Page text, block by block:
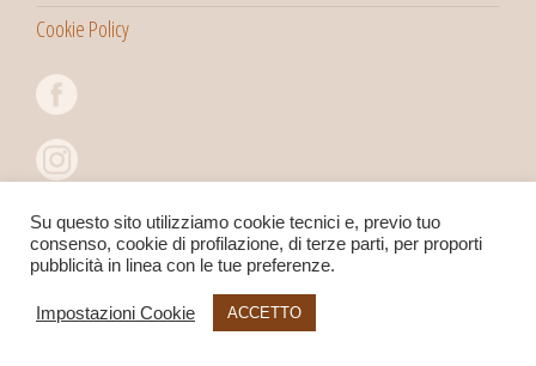
Cookie Policy
Copyright 2022©ViaggitribaliSnc di Pegoraro Massimo & C.
Su questo sito utilizziamo cookie tecnici e, previo tuo
consenso, cookie di profilazione, di terze parti, per proporti
pubblicità in linea con le tue preferenze.
Impostazioni Cookie ACCETTO